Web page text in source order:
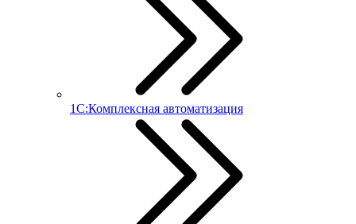
1С:Комплексная автоматизация